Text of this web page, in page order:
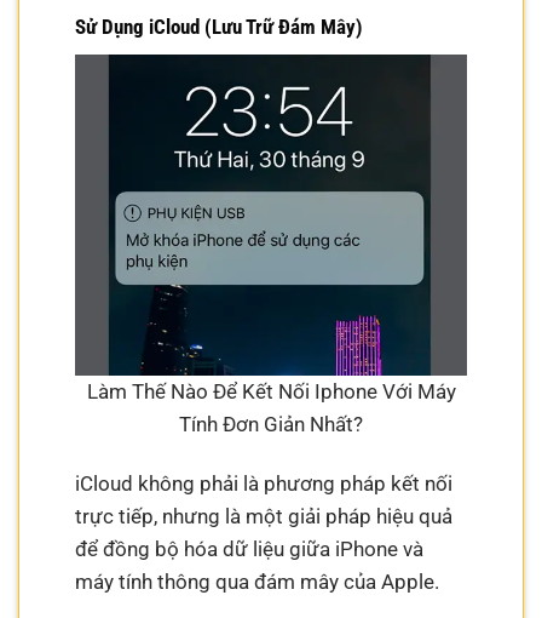
Sử Dụng iCloud (Lưu Trữ Đám Mây)
Làm Thế Nào Để Kết Nối Iphone Với Máy
Tính Đơn Giản Nhất?
iCloud không phải là phương pháp kết nối
trực tiếp, nhưng là một giải pháp hiệu quả
để đồng bộ hóa dữ liệu giữa iPhone và
máy tính thông qua đám mây của Apple.